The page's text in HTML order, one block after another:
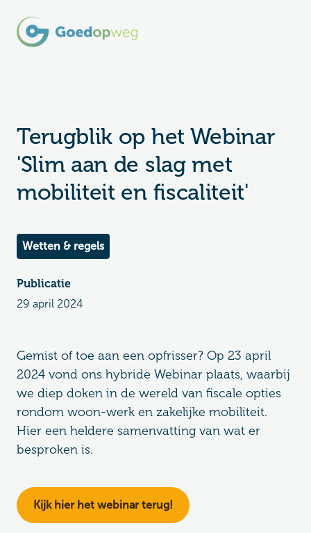
Terugblik op het Webinar
'Slim aan de slag met
mobiliteit en fiscaliteit'
Wetten & regels
Publicatie
29 april 2024
Gemist of toe aan een opfrisser? Op 23 april
2024 vond ons hybride Webinar plaats, waarbij
we diep doken in de wereld van fiscale opties
rondom woon-werk en zakelijke mobiliteit.
Hier een heldere samenvatting van wat er
besproken is.
Kijk hier het webinar terug!